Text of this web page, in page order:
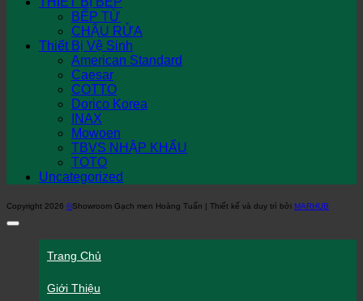
BẾP TỪ
CHẬU RỬA
Thiết Bị Vệ Sinh
American Standard
Caesar
COTTO
Dorico Korea
INAX
Mowoen
TBVS NHẬP KHẨU
TOTO
Uncategorized
Copyright 2026 ©Showroom Gạch men Hoàng Tuấn | Thiết kế và duy trì bởi MARHUB
Trang Chủ
Giới Thiệu